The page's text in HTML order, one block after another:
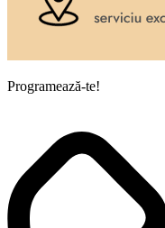
Programează-te!